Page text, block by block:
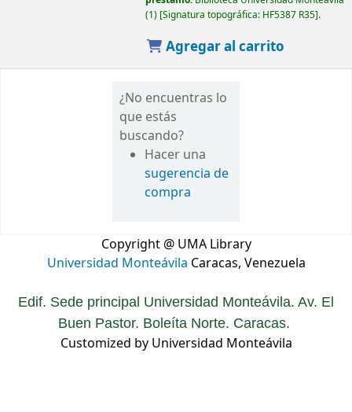
(1) Signatura topográfica: HF5387 R35 .
Agregar al carrito
¿No encuentras lo
que estás
buscando?
Hacer una
sugerencia de
compra
Copyright @ UMA Library
Universidad Monteávila Caracas, Venezuela
Edif. Sede principal Universidad Monteávila. Av. El
Buen Pastor. Boleíta Norte. Caracas.
Customized by Universidad Monteávila